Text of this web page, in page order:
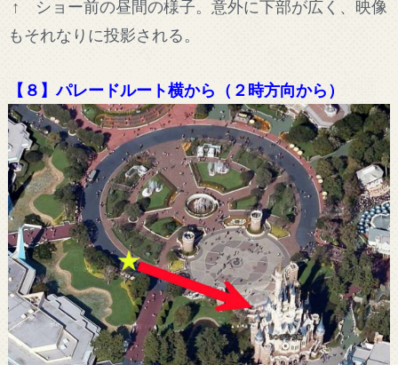
↑ ショー前の昼間の様子。意外に下部が広く、映像
もそれなりに投影される。
【８】パレードルート横から（２時方向から）